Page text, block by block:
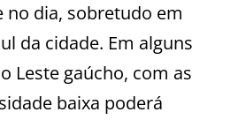
no dia, sobretudo em
da cidade. Em alguns
Leste gaúcho, com as
baixa poderá